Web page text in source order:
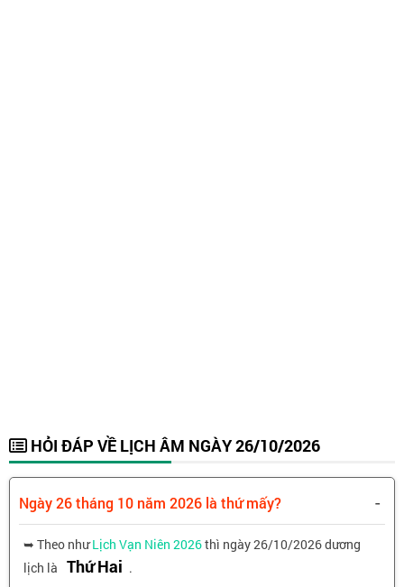
HỎI ĐÁP VỀ LỊCH ÂM NGÀY 26/10/2026
Ngày 26 tháng 10 năm 2026 là thứ mấy? -
➥ Theo nhưLịch Vạn Niên 2026thì ngày 26/10/2026 dương
lịch là Thứ Hai .